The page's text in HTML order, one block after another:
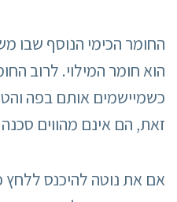
החומר הכימי הנוסף שבו
הוא חומר המילוי. לרוב
כשמיישמים אותם בפה
זאת, הם אינם מהווים
אם את נוטה להיכנס ללחץ